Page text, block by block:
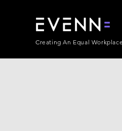
Creating An Equal Workplace